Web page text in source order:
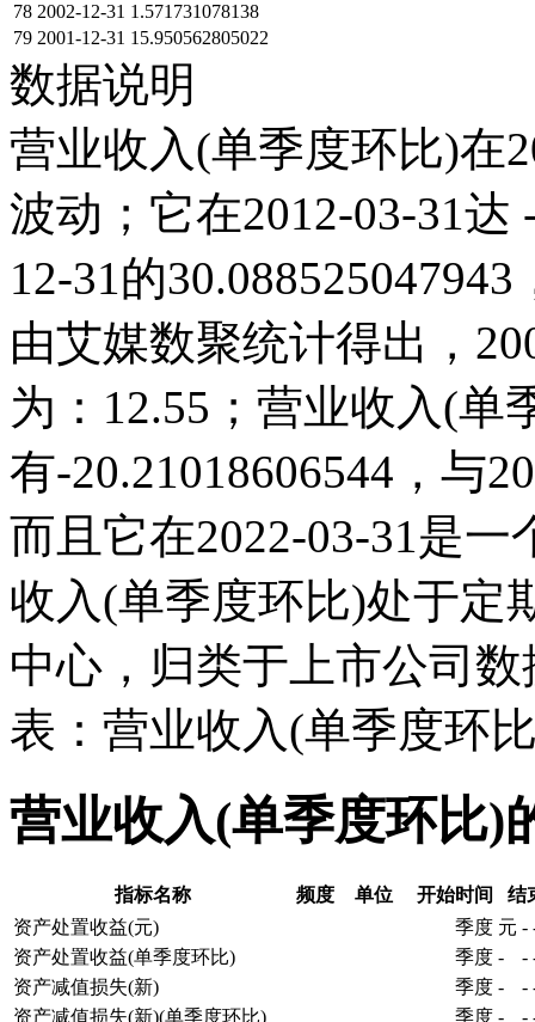
78 2002-12-31 1.571731078138
79 2001-12-31 15.950562805022
数据说明
营业收入(单季度环比)在
波动；它在2012-03-31达
12-31的
由艾媒数聚统计得出，
为：12.55；营业收入(单
有-20.21018606544，与
而且它在2022-03-31是
收入(单季度环比)处于定
中心，归类于上市公司
表：营业收入(单季度环
营业收入(单季度环比)
指标名称 频度 单位 开始时间
结
资产处置收益(元)
季度 元 -
资产处置收益(单季度环比)
季度 - -
资产减值损失(新)
季度 - -
资产减值损失(新)(单季度环比)
季度 - -